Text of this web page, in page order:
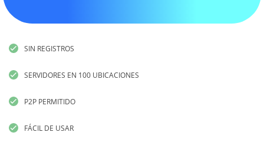
SIN REGISTROS
SERVIDORES EN 100 UBICACIONES
P2P PERMITIDO
FÁCIL DE USAR